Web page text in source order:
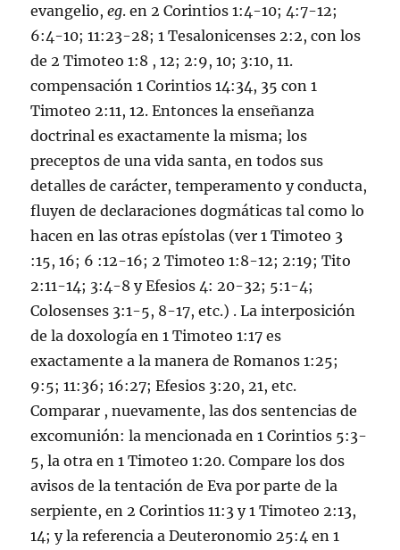
evangelio,eg. en 2 Corintios 1:4-10; 4:7-12;
6:4-10;11:23-28;1 Tesalonicenses 2:2, con los
de 2 Timoteo 1:8 ,12; 2:9,10; 3:10,11.
compensación1 Corintios 14:34 , 35 con1
Timoteo 2:11 ,12. Entonces la enseñanza
doctrinal es exactamente la misma; los
preceptos de una vida santa, en todos sus
detalles de carácter, temperamento y conducta,
fluyen de declaraciones dogmáticas tal como lo
hacen en las otras epístolas (ver1 Timoteo 3
:15,16; 6 :12-16; 2 Timoteo 1:8-12; 2:19;Tito
2:11-14; 3:4-8 yEfesios 4: 20-32; 5:1-4;
Colosenses 3:1-5, 8-17, etc.) . La interposición
de la doxología en1 Timoteo 1:17 es
exactamente a la manera deRomanos 1:25;
9:5;11:36;16:27;Efesios 3:20, 21 , etc.
Comparar , nuevamente, las dos sentencias de
excomunión: la mencionada en1 Corintios 5:3-
5, la otra en1 Timoteo 1:20. Compare los dos
avisos de la tentación de Eva por parte de la
serpiente, en 2 Corintios 11:3 y1 Timoteo 2:13,
14; y la referencia aDeuteronomio 25:4 en1